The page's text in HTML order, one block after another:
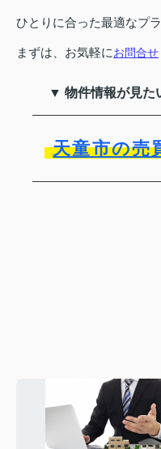
ひとりに合った最適なプ
まずは、お気軽にお問合せ
▼ 物件情報が見た
天童市の売